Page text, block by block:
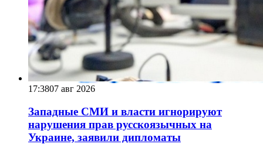
17:3807 авг 2026
Западные СМИ и власти игнорируют
нарушения прав русскоязычных на
Украине, заявили дипломаты